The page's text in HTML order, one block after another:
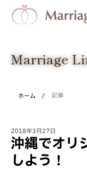
Marriage
Marriage
ホーム / 記事
沖縄でオリ
しよう！
2018年3月27日